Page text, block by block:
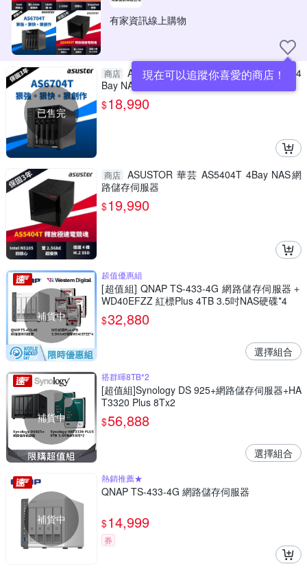
有家資訊線上購物
現在可以追蹤你喜愛的商店！
已售完
商店 ASUSTOR 華芸 AS6704T 創作者系列 4
Bay NAS網路儲存伺服器
$18,990
商店 ASUSTOR 華芸 AS5404T 4Bay NAS網
路儲存伺服器
$19,990
補貨中
超值優惠組
[超值組] QNAP TS-433-4G 網路儲存伺服器＋
WD40EFZZ 紅標Plus 4TB 3.5吋NAS硬碟*4
$32,880
選擇組合
補貨中
搭群暉8TB*2
[超值組]Synology DS 925+網路儲存伺服器+HA
T3320 Plus 8Tx2
$56,888
選擇組合
補貨中
熱銷推薦★
QNAP TS-433-4G 網路儲存伺服器
$14,999
券